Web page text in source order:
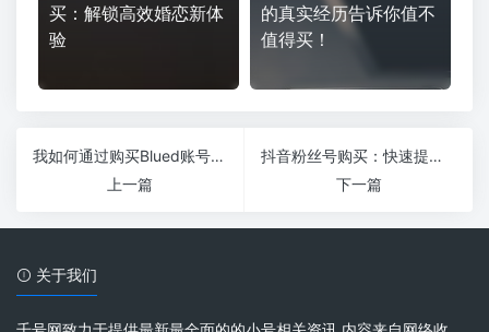
买：解锁高效婚恋新体
验
的真实经历告诉你值不
值得买！
我如何通过购买Blued账号提升社交体验
上一篇
抖音粉丝号购买：快速提升抖音影响力的有效途径
下一篇
关于我们